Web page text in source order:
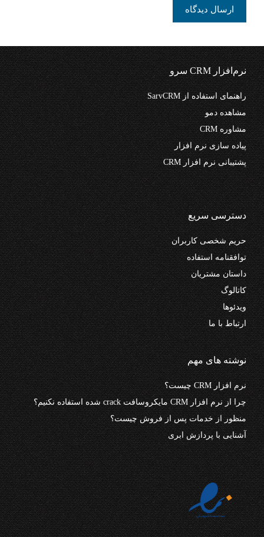
نرم‌افزار CRM سرو
راهنمای استفاده از SarvCRM
مشاهده دمو
مشاوره CRM
پیاده سازی نرم افزار
پشتیبانی نرم افزار CRM
دسترسی سریع
حریم شخصی کاربران
توافقنامه استفاده
داستان مشتریان
کاتالوگ
ویدئوها
ارتباط با ما
نوشته های مهم
نرم افزار CRM چیست؟
چرا از نرم افزار CRM مایکروسافت crack شده استفاده نکنیم؟
منظور از خدمات پس از فروش چیست؟
آشنایی با پردازش ابری